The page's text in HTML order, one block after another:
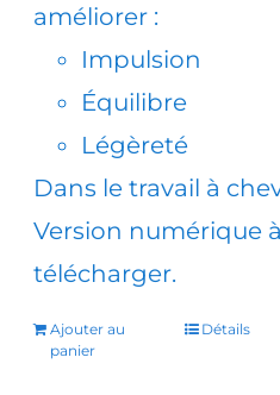
améliorer :
Impulsion
Équilibre
Légèreté
Dans le travail à
Version numérique à
télécharger.
Ajouter au
panier
Détails